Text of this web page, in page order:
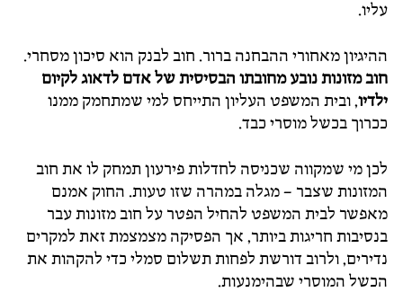
עליו.
ההיגיון מאחורי ההבחנה ברור. חוב לבנק הוא סיכון מסחרי.
חוב מזונות נובע מחובתו הבסיסית של אדם לדאוג לקיום
ילדיו, ובית המשפט העליון התייחס למי שמתחמק ממנו
ככרוך בכשל מוסרי כבד.
לכן מי שמקווה שכניסה לחדלות פירעון תמחק לו את חוב
המזונות שצבר – מגלה במהרה שזו טעות. החוק אמנם
מאפשר לבית המשפט להחיל הפטר על חוב מזונות עבר
בנסיבות חריגות ביותר, אך הפסיקה מצמצמת זאת למקרים
נדירים, ולרוב דורשת לפחות תשלום סמלי כדי להקהות את
הכשל המוסרי שבהימנעות.